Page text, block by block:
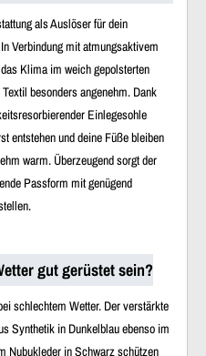
als Auslöser für dein
Verbindung mit atmungsaktivem
Klima im weich gepolsterten
besonders angenehm. Dank
Einlegesohle
entstehen und deine Füße bleiben
warm. Überzeugend sorgt der
Passform mit genügend
gut gerüstet sein?
schlechtem Wetter. Der verstärkte
Synthetik in Dunkelblau ebenso im
Nubukleder in Schwarz schützen